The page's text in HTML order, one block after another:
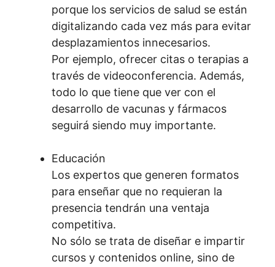
porque los servicios de salud se están
digitalizando cada vez más para evitar
desplazamientos innecesarios.
Por ejemplo, ofrecer citas o terapias a
través de videoconferencia. Además,
todo lo que tiene que ver con el
desarrollo de vacunas y fármacos
seguirá siendo muy importante.
Educación
Los expertos que generen formatos
para enseñar que no requieran la
presencia tendrán una ventaja
competitiva.
No sólo se trata de diseñar e impartir
cursos y contenidos online, sino de